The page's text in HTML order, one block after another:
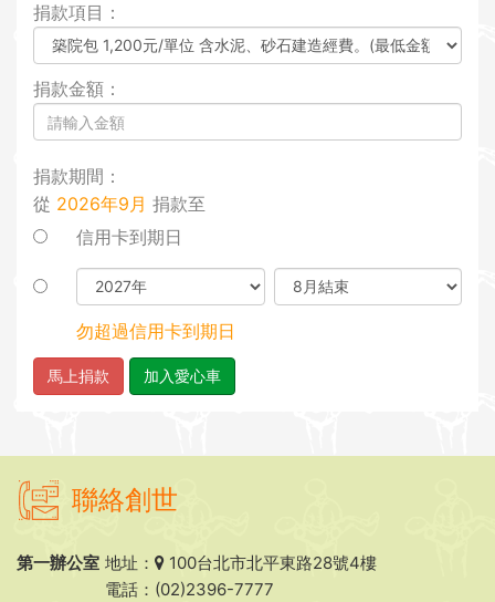
o
n
捐款項目：
捐款金額：
捐款期間：
從 2026年9月 捐款至
信用卡到期日
勿超過信用卡到期日
馬上捐款 加入愛心車
聯絡創世
第一辦公室 地址：
100台北市北平東路28號4樓
電話：(02)2396-7777